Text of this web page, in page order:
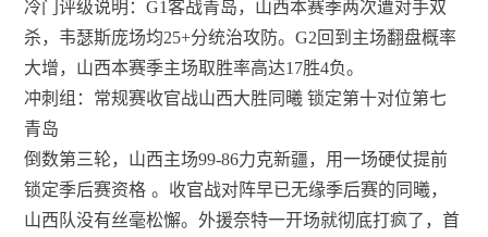
冷门评级说明：G1客战青岛，山西本赛季两次遭对手双
杀，韦瑟斯庞场均25+分统治攻防。G2回到主场翻盘概率
大增，山西本赛季主场取胜率高达17胜4负。
冲刺组：常规赛收官战山西大胜同曦 锁定第十对位第七
青岛
倒数第三轮，山西主场99-86力克新疆，用一场硬仗提前
锁定季后赛资格 。收官战对阵早已无缘季后赛的同曦，
山西队没有丝毫松懈。外援奈特一开场就彻底打疯了，首